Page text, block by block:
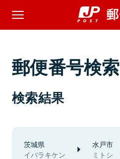
郵便番号検索
検索結果
茨城県
イバラキケン
水戸市
ミトシ